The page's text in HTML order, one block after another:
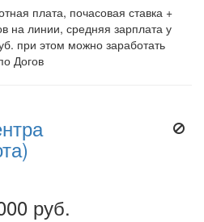
плата, почасовая ставка +
на линии, средняя зарплата у
при этом можно заработать
Догов
руб.